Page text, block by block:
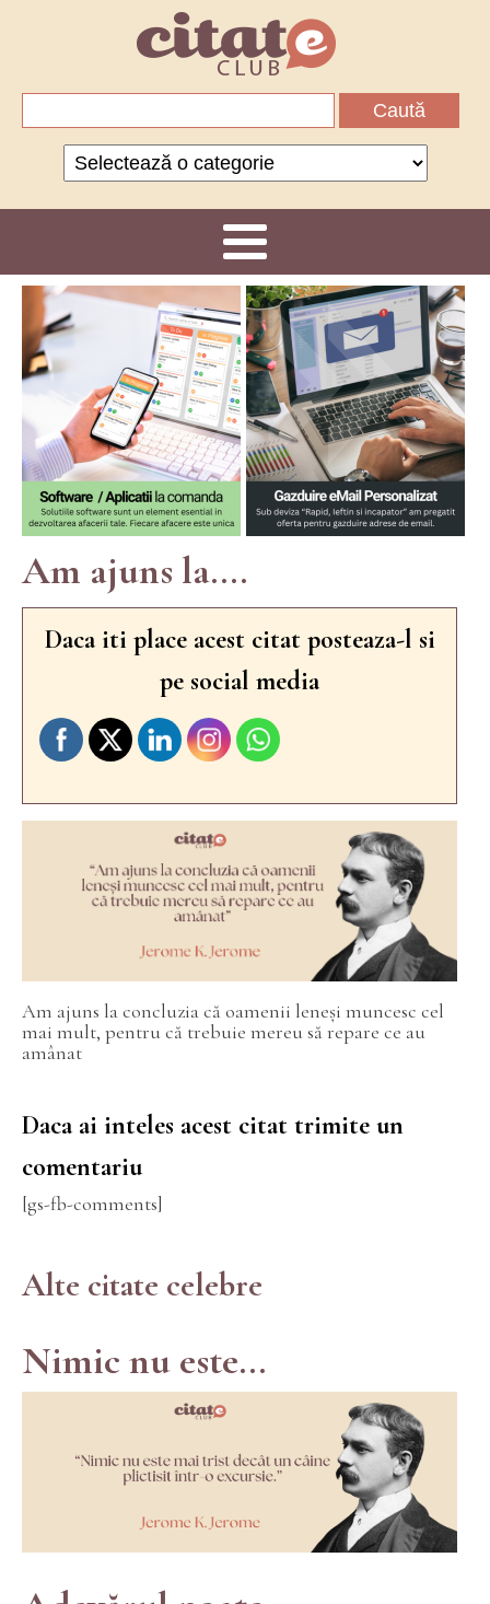
Categorii
Am ajuns la....
Daca iti place acest citat posteaza-l si
pe social media
Am ajuns la concluzia că oamenii leneși muncesc cel
mai mult, pentru că trebuie mereu să repare ce au
amânat
Daca ai inteles acest citat trimite un
comentariu
[gs-fb-comments]
Alte citate celebre
Nimic nu este...